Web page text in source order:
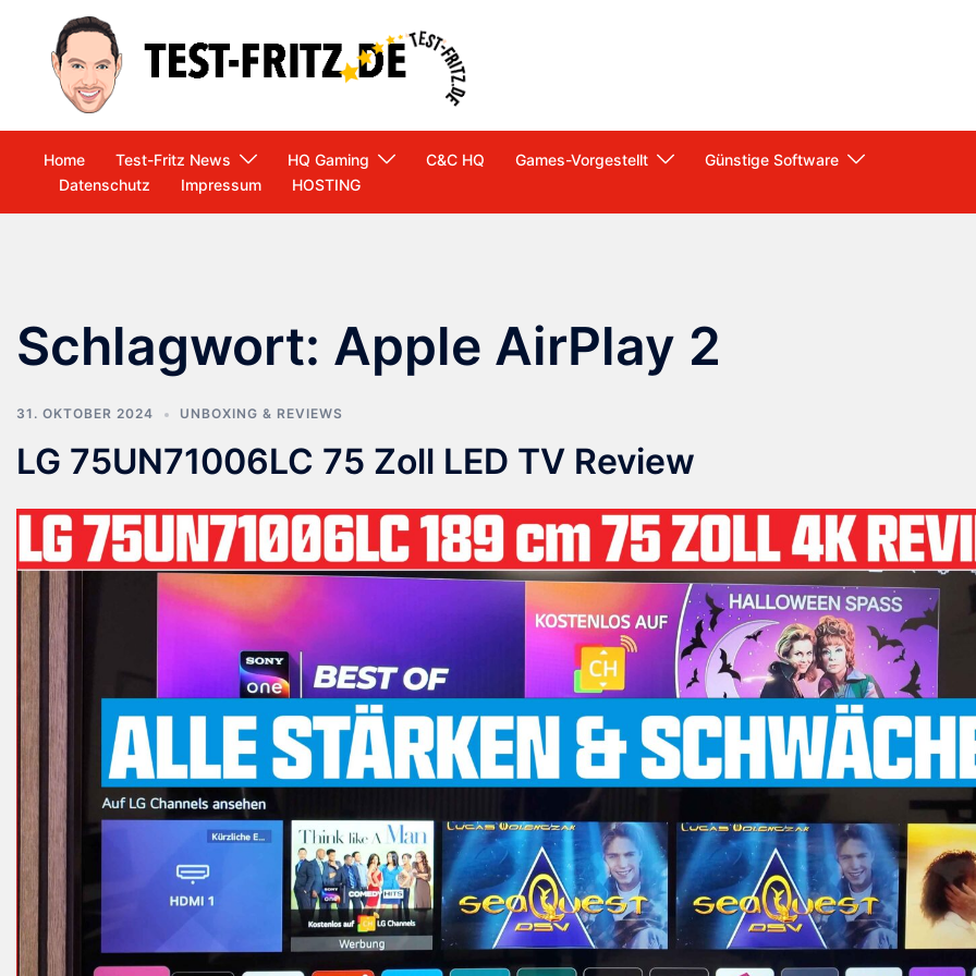
springen
Home Test-Fritz News HQ Gaming C&C HQ Games-Vorgestellt
Günstige Software
Datenschutz
Impressum HOSTING
Schlagwort: Apple AirPlay 2
31. OKTOBER 2024 UNBOXING & REVIEWS
LG 75UN71006LC 75 Zoll LED TV Review